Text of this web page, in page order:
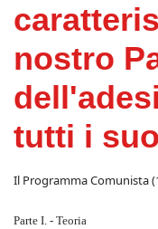
nostro
tutti i
Il Programma Comunista
Parte I. - Teoria